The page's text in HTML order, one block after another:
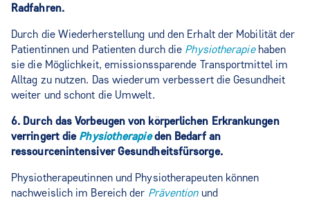
Radfahren.
Durch die Wiederherstellung und den Erhalt der Mobilität der
Patientinnen und Patienten durch die Physiotherapiehaben
sie die Möglichkeit, emissionssparende Transportmittel im
Alltag zu nutzen. Das wiederum verbessert die Gesundheit
weiter und schont die Umwelt.
6. Durch das Vorbeugen von körperlichen Erkrankungen
verringert die Physiotherapieden Bedarf an
ressourcenintensiver Gesundheitsfürsorge.
Physiotherapeutinnen und Physiotherapeuten können
nachweislich im Bereich der Präventionund